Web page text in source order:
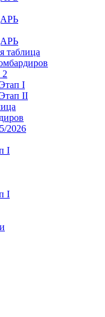
таблица
I
II
2026
I
I